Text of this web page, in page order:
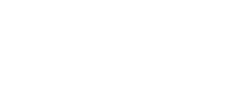
さまざまなビジネスシステムや大規模なデータベースも存在